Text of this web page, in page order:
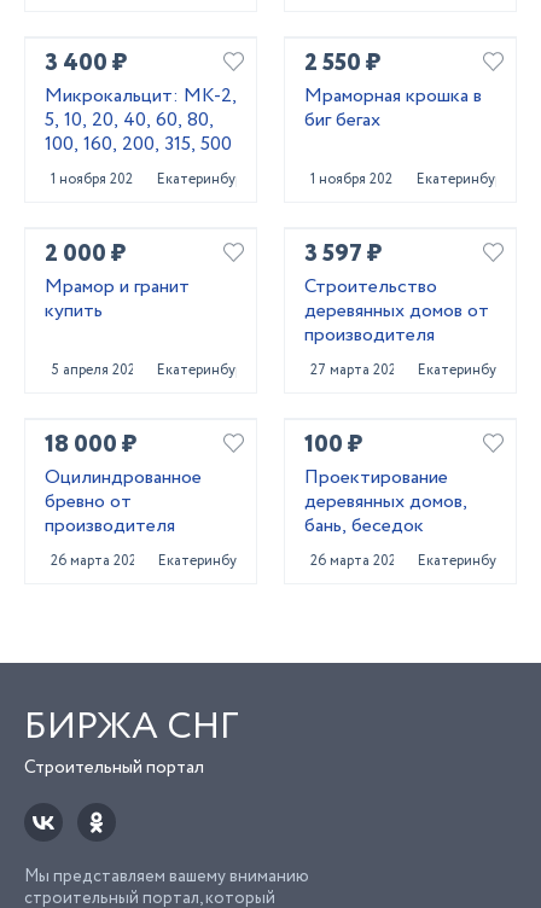
3 400 ₽
Микрокальцит: МК-2,
5, 10, 20, 40, 60, 80,
100, 160, 200, 315, 500
1 ноября 2025 Екатеринбург
2 550 ₽
Мраморная крошка в
биг бегах
1 ноября 2025 Екатеринбург
2 000 ₽
Мрамор и гранит
купить
5 апреля 2022 Екатеринбург
3 597 ₽
Строительство
деревянных домов от
производителя
27 марта 2022 Екатеринбург
18 000 ₽
Оцилиндрованное
бревно от
производителя
26 марта 2022 Екатеринбург
100 ₽
Проектирование
деревянных домов,
бань, беседок
26 марта 2022 Екатеринбург
БИРЖА СНГ
Строительный портал
Мы представляем вашему вниманию
строительный портал, который